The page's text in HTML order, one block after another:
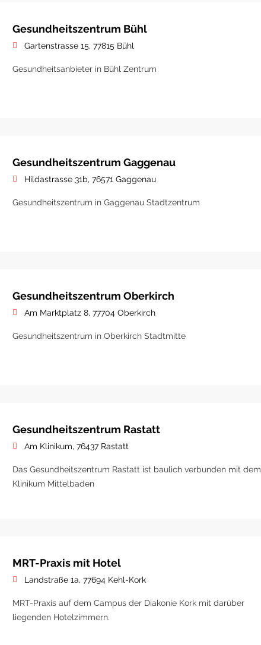
Gesundheitszentrum Bühl
Gartenstrasse 15, 77815 Bühl
Gesundheitsanbieter in Bühl Zentrum
Gesundheitszentrum Gaggenau
Hildastrasse 31b, 76571 Gaggenau
Gesundheitszentrum in Gaggenau Stadtzentrum
Gesundheitszentrum Oberkirch
Am Marktplatz 8, 77704 Oberkirch
Gesundheitszentrum in Oberkirch Stadtmitte
Gesundheitszentrum Rastatt
Am Klinikum, 76437 Rastatt
Das Gesundheitszentrum Rastatt ist baulich verbunden mit dem
Klinikum Mittelbaden
MRT-Praxis mit Hotel
Landstraße 1a, 77694 Kehl-Kork
MRT-Praxis auf dem Campus der Diakonie Kork mit darüber
liegenden Hotelzimmern.